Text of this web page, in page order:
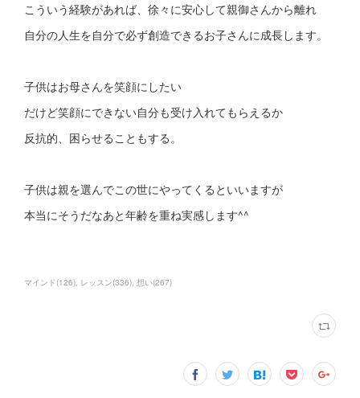
こういう経験があれば、徐々に安心して親御さんから離れ
自分の人生を自分で必ず創造できるお子さんに成長します。
子供はお母さんを笑顔にしたい
だけど笑顔にできない自分も受け入れてもらえるか
反抗的、困らせることもする。
子供は親を選んでこの世にやってくるといいますが
本当にそうだなあと年齢を重ね実感します^^
マインド(126) レッスン(336) 想い(267)